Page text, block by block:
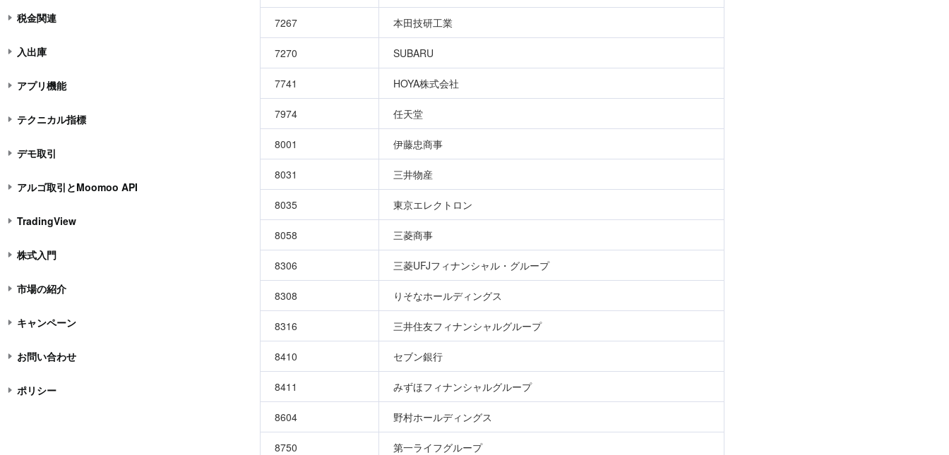
税金関連
入出庫
アプリ機能
テクニカル指標
デモ取引
アルゴ取引とMoomoo API
TradingView
株式入門
市場の紹介
キャンペーン
お問い合わせ
ポリシー
7267 本田技研工業
7270 SUBARU
7741 HOYA株式会社
7974 任天堂
8001 伊藤忠商事
8031 三井物産
8035 東京エレクトロン
8058 三菱商事
8306 三菱UFJフィナンシャル・グループ
8308 りそなホールディングス
8316 三井住友フィナンシャルグループ
8410 セブン銀行
8411 みずほフィナンシャルグループ
8604 野村ホールディングス
8750 第一ライフグループ